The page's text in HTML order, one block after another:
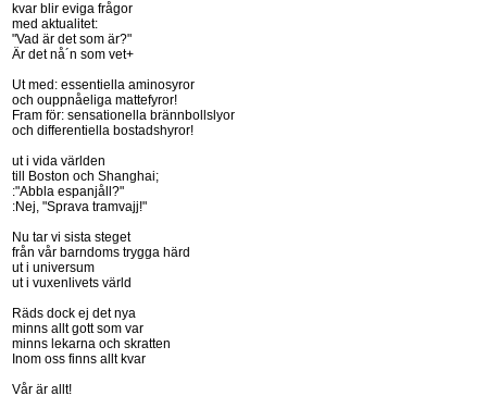
kvar blir eviga frågor
med aktualitet:
"Vad är det som är?"
Är det nå´n som vet+
Ut med: essentiella aminosyror
och ouppnåeliga mattefyror!
Fram för: sensationella brännbollslyor
och differentiella bostadshyror!
ut i vida världen
till Boston och Shanghai;
:"Abbla espanjåll?"
:Nej, "Sprava tramvajj!"
Nu tar vi sista steget
från vår barndoms trygga härd
ut i universum
ut i vuxenlivets värld
Räds dock ej det nya
minns allt gott som var
minns lekarna och skratten
Inom oss finns allt kvar
Vår är allt!